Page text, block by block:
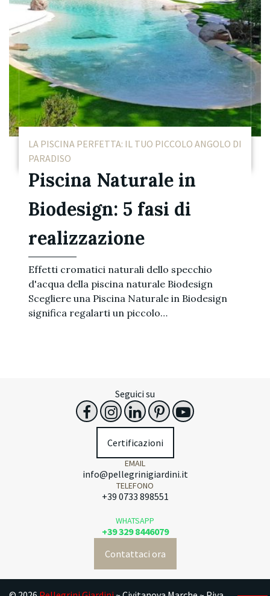
LA PISCINA PERFETTA: IL TUO PICCOLO ANGOLO DI
PARADISO
Piscina Naturale in
Biodesign: 5 fasi di
realizzazione
Effetti cromatici naturali dello specchio
d'acqua della piscina naturale Biodesign
Scegliere una Piscina Naturale in Biodesign
significa regalarti un piccolo…
Seguici su
Certificazioni
EMAIL
info@pellegrinigiardini.it
TELEFONO
+39 0733 898551
WHATSAPP
+39 329 8446079
Contattaci ora